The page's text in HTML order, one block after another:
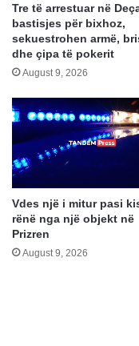
Tre të arrestuar në
bastisjes për bixhoz,
sekuestrohen armë,
dhe çipa të pokerit
August 9, 2026
Vdes një i mitur pasi
rënë nga një objekt në
Prizren
August 9, 2026